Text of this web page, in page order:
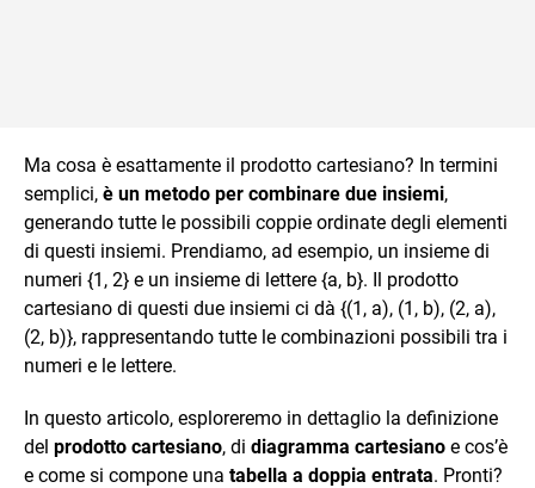
Ma cosa è esattamente il prodotto cartesiano? In termini
semplici, è un metodo per combinare due insiemi,
generando tutte le possibili coppie ordinate degli elementi
di questi insiemi. Prendiamo, ad esempio, un insieme di
numeri {1, 2} e un insieme di lettere {a, b}. Il prodotto
cartesiano di questi due insiemi ci dà {(1, a), (1, b), (2, a),
(2, b)}, rappresentando tutte le combinazioni possibili tra i
numeri e le lettere.
In questo articolo, esploreremo in dettaglio la definizione
del prodotto cartesiano, di diagramma cartesiano e cos’è
e come si compone una tabella a doppia entrata. Pronti?